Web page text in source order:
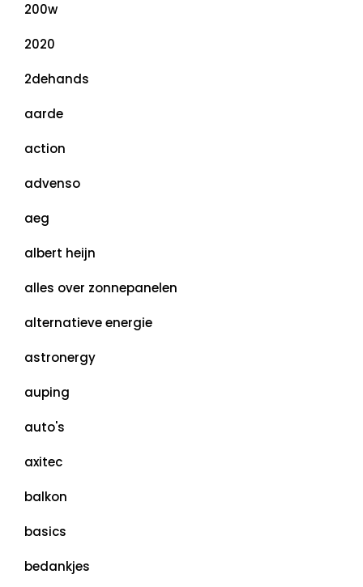
200w
2020
2dehands
aarde
action
advenso
aeg
albert heijn
alles over zonnepanelen
alternatieve energie
astronergy
auping
auto's
axitec
balkon
basics
bedankjes